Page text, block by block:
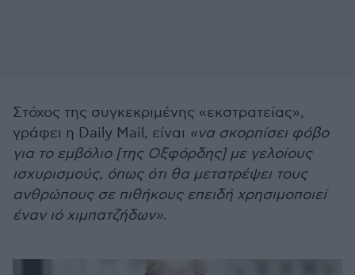
Στόχος της συγκεκριμένης «εκστρατείας»,
γράφει η Daily Mail, είναι «να σκορπίσει φόβο
για το εμβόλιο [της Οξφόρδης] με γελοίους
ισχυρισμούς, όπως ότι θα μετατρέψει τους
ανθρώπους σε πιθήκους επειδή χρησιμοποιεί
έναν ιό χιμπατζήδων».